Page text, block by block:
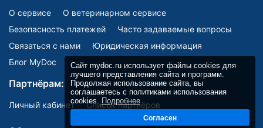
Сайт mydoc.ru использует файлы cookies для
лучшего представления сайта и программ.
Продолжая использование сайта, вы
соглашаетесь с политиками использования
cookies. Подробнее
Согласен
О сервисе
О ветеринарном сервисе
Безопасность платежей
Часто задаваемые вопросы
Связаться с нами
Юридическая информация
Блог MyDoc
Партнёрам:
Личный кабинет Список партнёров